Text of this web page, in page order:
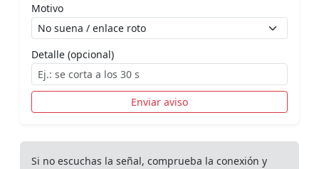
Motivo
Detalle (opcional)
Enviar aviso
Si no escuchas la señal, comprueba la conexión y